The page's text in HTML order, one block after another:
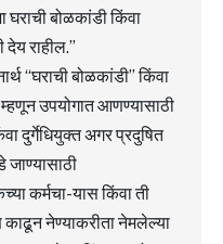
बोळकांडी किंवा
राहील.”
“घराची बोळकांडी” किंवा
उपयोगात आणण्यासाठी
दुर्गेधियुक्त अगर प्रदुषित
जाण्यासाठी
कर्मचा-यास किंवा ती
नेण्याकरीता नेमलेल्या